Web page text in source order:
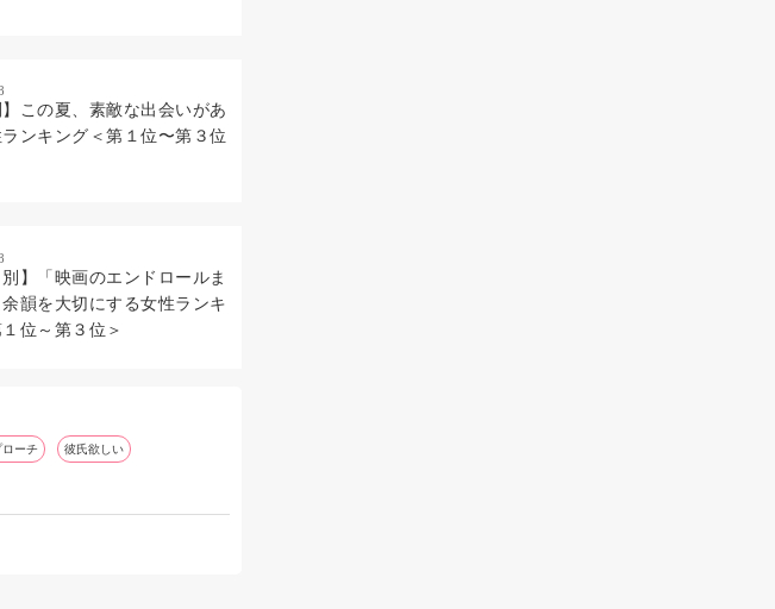
】この夏、素敵な出会いがあ
ンキング＜第１位〜第３位
別】「映画のエンドロールま
韻を大切にする女性ランキ
位～第３位＞
ローチ 彼氏欲しい